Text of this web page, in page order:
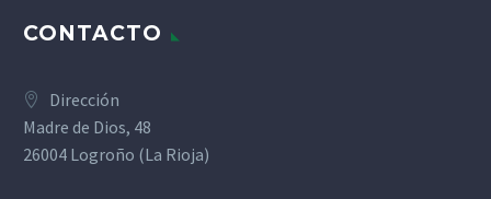
CONTACTO
Dirección
Madre de Dios, 48
26004 Logroño (La Rioja)